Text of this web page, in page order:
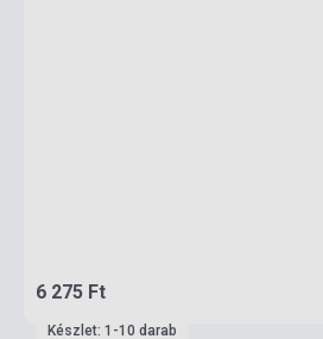
6 275 Ft
Készlet: 1-10 darab